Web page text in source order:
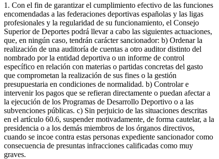
1. Con el fin de garantizar el cumplimiento efectivo de las funciones
encomendadas a las federaciones deportivas españolas y las ligas
profesionales y la regularidad de su funcionamiento, el Consejo
Superior de Deportes podrá llevar a cabo las siguientes actuaciones,
que, en ningún caso, tendrán carácter sancionador: b) Ordenar la
realización de una auditoría de cuentas a otro auditor distinto del
nombrado por la entidad deportiva o un informe de control
específico en relación con materias o partidas concretas del gasto
que comprometan la realización de sus fines o la gestión
presupuestaria en condiciones de normalidad. b) Controlar e
intervenir los pagos que se refieran directamente o puedan afectar a
la ejecución de los Programas de Desarrollo Deportivo o a las
subvenciones públicas. c) Sin perjuicio de las situaciones descritas
en el artículo 60.6, suspender motivadamente, de forma cautelar, a la
presidencia o a los demás miembros de los órganos directivos,
cuando se incoe contra estas personas expediente sancionador como
consecuencia de presuntas infracciones calificadas como muy
graves.